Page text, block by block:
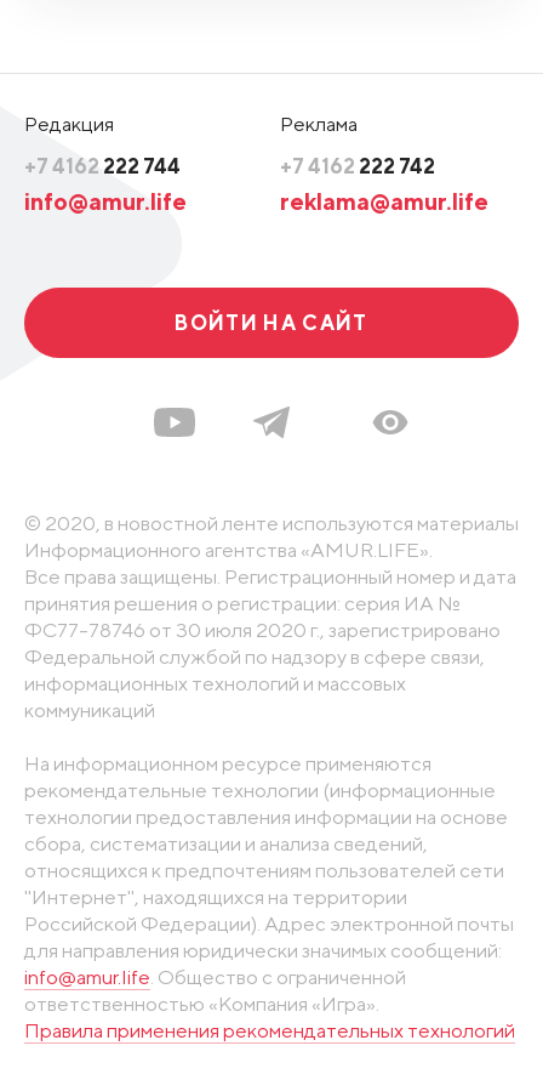
Редакция
+7 4162 222 744
info@amur.life
Реклама
+7 4162 222 742
reklama@amur.life
ВОЙТИ НА САЙТ
© 2020, в новостной ленте используются материалы
Информационного агентства «AMUR.LIFE».
Все права защищены. Регистрационный номер и дата
принятия решения о регистрации: серия ИА №
ФС77-78746 от 30 июля 2020 г., зарегистрировано
Федеральной службой по надзору в сфере связи,
информационных технологий и массовых
коммуникаций
На информационном ресурсе применяются
рекомендательные технологии (информационные
технологии предоставления информации на основе
сбора, систематизации и анализа сведений,
относящихся к предпочтениям пользователей сети
"Интернет", находящихся на территории
Российской Федерации). Адрес электронной почты
для направления юридически значимых сообщений:
info@amur.life. Общество с ограниченной
ответственностью «Компания «Игра».
Правила применения рекомендательных технологий